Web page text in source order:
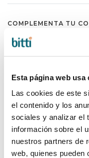
Esta página web usa
Las cookies de este
el contenido y los
sociales y analizar el
información sobre el
nuestros partners de
web, quienes pueden
COMPLEMENTA TU